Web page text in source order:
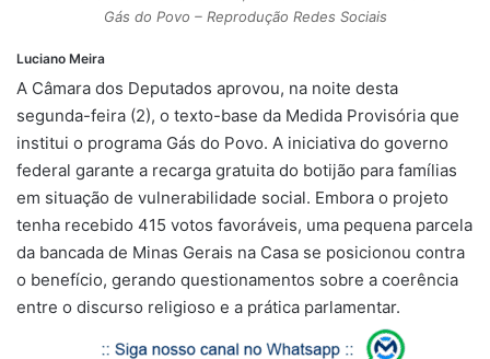
Gás do Povo – Reprodução Redes Sociais
Luciano Meira
A Câmara dos Deputados aprovou, na noite desta
segunda-feira (2), o texto-base da Medida Provisória que
institui o programa Gás do Povo. A iniciativa do governo
federal garante a recarga gratuita do botijão para famílias
em situação de vulnerabilidade social. Embora o projeto
tenha recebido 415 votos favoráveis, uma pequena parcela
da bancada de Minas Gerais na Casa se posicionou contra
o benefício, gerando questionamentos sobre a coerência
entre o discurso religioso e a prática parlamentar.